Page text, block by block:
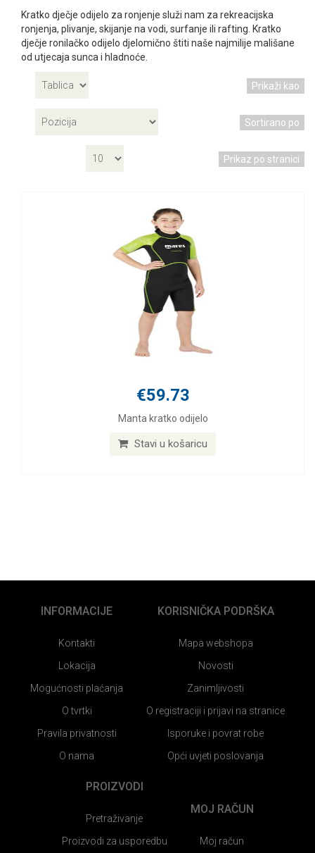
Kratko dječje odijelo za ronjenje služi nam za rekreacijska
ronjenja, plivanje, skijanje na vodi, surfanje ili rafting. Kratko
dječje ronilačko odijelo djelomično štiti naše najmilije mališane
od utjecaja sunca i hladnoće.
Prikaži kao
Sortirano po
Prikaz po stranici
€59.73
Manta kratko odijelo
Stavi u košaricu
INFORMACIJE
Kontakti
Lokacija
Mogućnosti plaćanja
O tvrtki
Pravila privatnosti
O nama
KORISNIČKA PODRŠKA
Mapa webshopa
Novosti
Zanimljivosti
O registraciji i prijavi na stranice
Isporuke i povrat robe
Opći uvjeti poslovanja
PROIZVODI
Pretraživanje
Proizvodi za usporedbu
MOJ RAČUN
Moj račun